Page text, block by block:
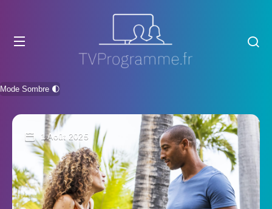
Mode Sombre 🌓
1 Août 2025